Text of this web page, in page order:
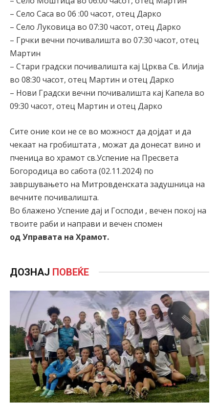
– Село Саса во 06 :00 часот, отец Дарко
– Село Луковица во 07:30 часот, отец Дарко
– Грчки вечни почивалишта во 07:30 часот, отец
Мартин
– Стари градски почивалишта кај Црква Св. Илија
во 08:30 часот, отец Мартин и отец Дарко
– Нови Градски вечни почивалишта кај Капела во
09:30 часот, отец Мартин и отец Дарко
Сите оние кои не се во можност да дојдат и да
чекаат на гробиштата , можат да донесат вино и
пченица во храмот св.Успение на Пресвета
Богородица во сабота (02.11.2024) по
завршувањето на Митровденската задушница на
вечните почивалишта.
Во блажено Успение дај и Господи , вечен покој на
твоите раби и направи и вечен спомен
од Управата на Храмот.
ДОЗНАЈ ПОВЕЌЕ